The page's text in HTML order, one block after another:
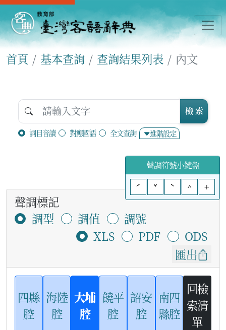
首頁 基本查詢 查詢結果列表 內文
詞目音讀 對應國語 全文查詢 進階設定
檢 索
聲調符號小鍵盤
ˊ
ˇ ˋ ^ +
聲調標記
調型
調值
調號
XLS
PDF
ODS
匯出
四縣
腔
海陸
腔
大埔
腔
饒平
腔
詔安
腔
南四
縣腔
回檢
索清
單